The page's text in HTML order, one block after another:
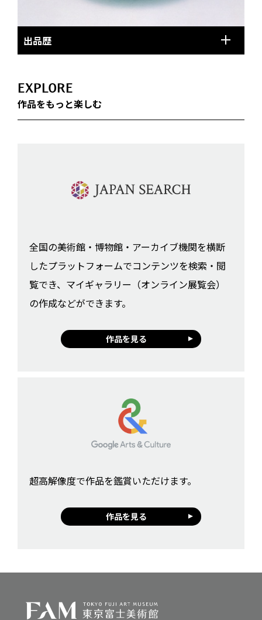
出品歴
EXPLORE
作品をもっと楽しむ
全国の美術館・博物館・アーカイブ機関を横断
したプラットフォームでコンテンツを検索・閲
覧でき、マイギャラリー（オンライン展覧会）
の作成などができます。
作品を見る
超高解像度で作品を鑑賞いただけます。
作品を見る